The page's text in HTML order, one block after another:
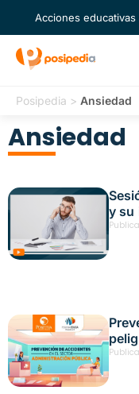
Acciones
Posipedia > Ansiedad
Ansiedad
y su